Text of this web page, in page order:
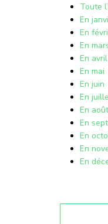
Toute
En
En
En
En avril
En mai
En juin
En
En août
En
En
En
En